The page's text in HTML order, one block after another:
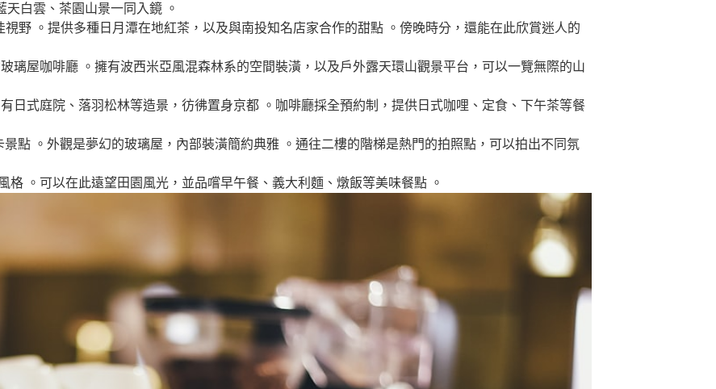
白雲、茶園山景一同入鏡 。
視野 。提供多種日月潭在地紅茶，以及與南投知名店家合作的甜點 。傍晚時分，還能在此欣賞迷人的
璃屋咖啡廳 。擁有波西米亞風混森林系的空間裝潢，以及戶外露天環山觀景平台，可以一覽無際的山
日式庭院、落羽松林等造景，彷彿置身京都 。咖啡廳採全預約制，提供日式咖哩、定食、下午茶等餐
景點 。外觀是夢幻的玻璃屋，內部裝潢簡約典雅 。通往二樓的階梯是熱門的拍照點，可以拍出不同氛
格 。可以在此遠望田園風光，並品嚐早午餐、義大利麵、燉飯等美味餐點 。